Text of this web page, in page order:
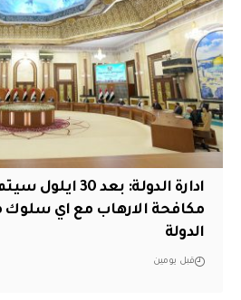
ادارة الدولة: بعد
مكافحة الارهاب مع اي سلوك
الدولة
قبل يومين